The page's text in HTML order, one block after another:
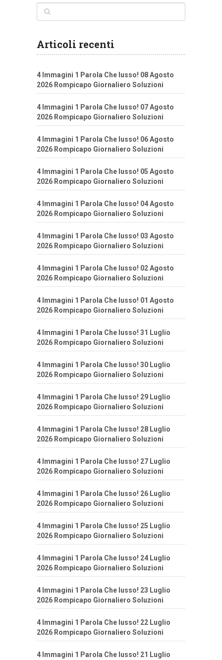
Articoli recenti
4 Immagini 1 Parola Che lusso! 08 Agosto
2026 Rompicapo Giornaliero Soluzioni
4 Immagini 1 Parola Che lusso! 07 Agosto
2026 Rompicapo Giornaliero Soluzioni
4 Immagini 1 Parola Che lusso! 06 Agosto
2026 Rompicapo Giornaliero Soluzioni
4 Immagini 1 Parola Che lusso! 05 Agosto
2026 Rompicapo Giornaliero Soluzioni
4 Immagini 1 Parola Che lusso! 04 Agosto
2026 Rompicapo Giornaliero Soluzioni
4 Immagini 1 Parola Che lusso! 03 Agosto
2026 Rompicapo Giornaliero Soluzioni
4 Immagini 1 Parola Che lusso! 02 Agosto
2026 Rompicapo Giornaliero Soluzioni
4 Immagini 1 Parola Che lusso! 01 Agosto
2026 Rompicapo Giornaliero Soluzioni
4 Immagini 1 Parola Che lusso! 31 Luglio
2026 Rompicapo Giornaliero Soluzioni
4 Immagini 1 Parola Che lusso! 30 Luglio
2026 Rompicapo Giornaliero Soluzioni
4 Immagini 1 Parola Che lusso! 29 Luglio
2026 Rompicapo Giornaliero Soluzioni
4 Immagini 1 Parola Che lusso! 28 Luglio
2026 Rompicapo Giornaliero Soluzioni
4 Immagini 1 Parola Che lusso! 27 Luglio
2026 Rompicapo Giornaliero Soluzioni
4 Immagini 1 Parola Che lusso! 26 Luglio
2026 Rompicapo Giornaliero Soluzioni
4 Immagini 1 Parola Che lusso! 25 Luglio
2026 Rompicapo Giornaliero Soluzioni
4 Immagini 1 Parola Che lusso! 24 Luglio
2026 Rompicapo Giornaliero Soluzioni
4 Immagini 1 Parola Che lusso! 23 Luglio
2026 Rompicapo Giornaliero Soluzioni
4 Immagini 1 Parola Che lusso! 22 Luglio
2026 Rompicapo Giornaliero Soluzioni
4 Immagini 1 Parola Che lusso! 21 Luglio